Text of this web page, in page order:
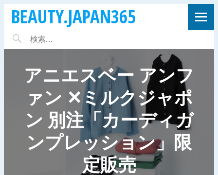
BEAUTY.JAPAN365
アニエスベー アンフ
ァン ✕ミルクジャポ
ン 別注「カーディガ
ンプレッション」限
定販売